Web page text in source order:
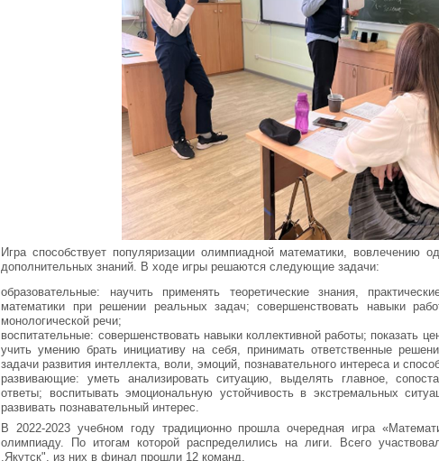
Игра способствует популяризации олимпиадной математики, вовлечению
дополнительных знаний. В ходе игры решаются следующие задачи:
образовательные: научить применять теоретические знания,
математики при решении реальных задач; совершенствовать навыки
монологической речи;
воспитательные: совершенствовать навыки коллективной работы; показать
учить умению брать инициативу на себя, принимать ответственные
задачи развития интеллекта, воли, эмоций, познавательного интереса и
развивающие: уметь анализировать ситуацию, выделять главное,
ответы; воспитывать эмоциональную устойчивость в экстремальных
развивать познавательный интерес.
В 2022-2023 учебном году традиционно прошла очередная игра
олимпиаду. По итогам которой распределились на лиги. Всего
.Якутск", из них в финал прошли 12 команд.